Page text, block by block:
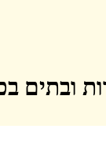
ובתים